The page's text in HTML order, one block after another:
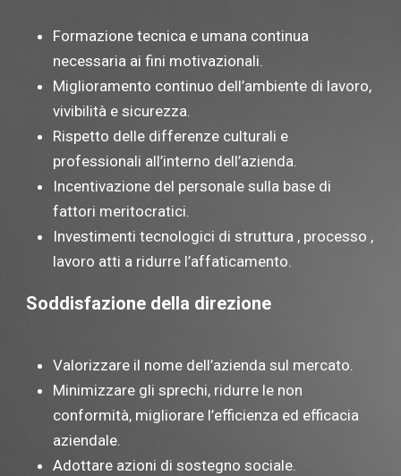
Formazione tecnica e umana continua
necessaria ai fini motivazionali.
Miglioramento continuo dell’ambiente di lavoro,
vivibilità e sicurezza.
Rispetto delle differenze culturali e
professionali all’interno dell’azienda.
Incentivazione del personale sulla base di
fattori meritocratici.
Investimenti tecnologici di struttura , processo ,
lavoro atti a ridurre l’affaticamento.
Soddisfazione della direzione
Valorizzare il nome dell’azienda sul mercato.
Minimizzare gli sprechi, ridurre le non
conformità, migliorare l’efficienza ed efficacia
aziendale.
Adottare azioni di sostegno sociale.